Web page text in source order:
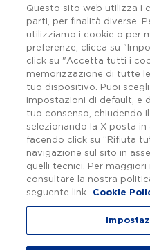
Capitale sociale €
n. di iscrizione al Registro delle
Roma n. 1037417 - P.IVA:
Autostrade per l'Italia
Questo sito web utilizza i
parti, per finalità diverse.
utilizziamo i cookie o per
preferenze, clicca su
click su "Accetta tutti i
memorizzazione di tutte
tuo dispositivo. Puoi
impostazioni di default, e
tuo consenso, chiudendo
selezionando la X posta
facendo click su “Rifiuta
navigazione sul sito in
quelli tecnici. Per
consultare la nostra
seguente link
Cookie